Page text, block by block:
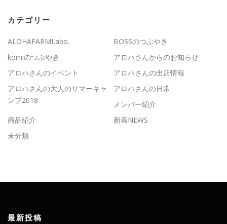
カテゴリー
ALOHAFARMLabo.
BOSSのつぶやき
komiのつぶやき
アロハさんからのお知らせ
アロハさんのイベント
アロハさんの出店情報
アロハさんの大人のサマーキャ
ンプ2018
アロハさんの日常
メンバー紹介
商品紹介
新着NEWS
未分類
最新投稿